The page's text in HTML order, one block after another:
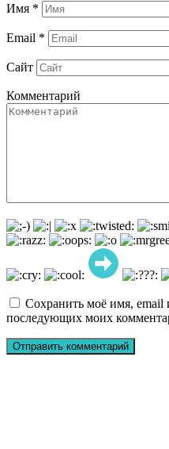
Имя *
Email *
Сайт
Комментарий
Сохранить моё имя, email
последующих моих